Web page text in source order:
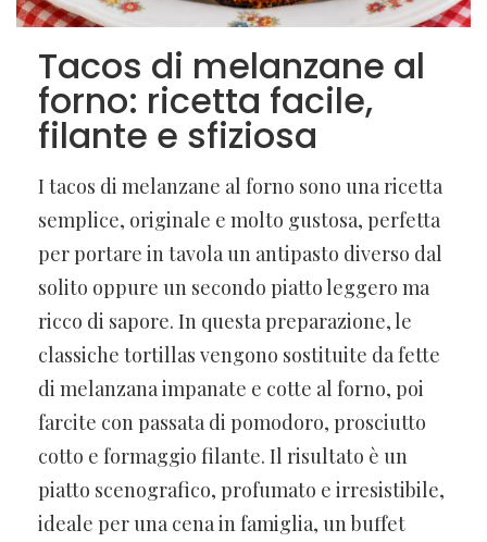
Tacos di melanzane al
forno: ricetta facile,
filante e sfiziosa
I tacos di melanzane al forno sono una ricetta
semplice, originale e molto gustosa, perfetta
per portare in tavola un antipasto diverso dal
solito oppure un secondo piatto leggero ma
ricco di sapore. In questa preparazione, le
classiche tortillas vengono sostituite da fette
di melanzana impanate e cotte al forno, poi
farcite con passata di pomodoro, prosciutto
cotto e formaggio filante. Il risultato è un
piatto scenografico, profumato e irresistibile,
ideale per una cena in famiglia, un buffet